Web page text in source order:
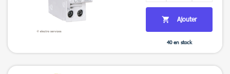

 Ajouter
40 en stock